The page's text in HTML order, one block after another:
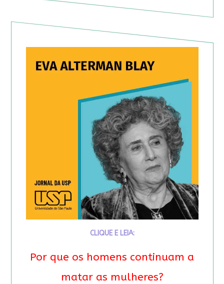
CLIQUE E LEIA:
Por que os homens continuam a
matar as mulheres?